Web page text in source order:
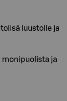
luustolle ja
monipuolista ja